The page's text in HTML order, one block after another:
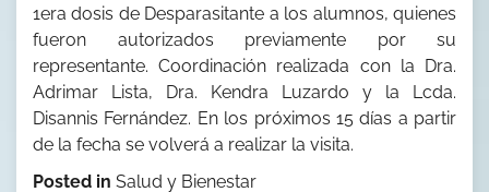
1era dosis de Desparasitante a los alumnos, quienes
fueron autorizados previamente por su
representante. Coordinación realizada con la Dra.
Adrimar Lista, Dra. Kendra Luzardo y la Lcda.
Disannis Fernández. En los próximos 15 días a partir
de la fecha se volverá a realizar la visita.
Posted in Salud y Bienestar